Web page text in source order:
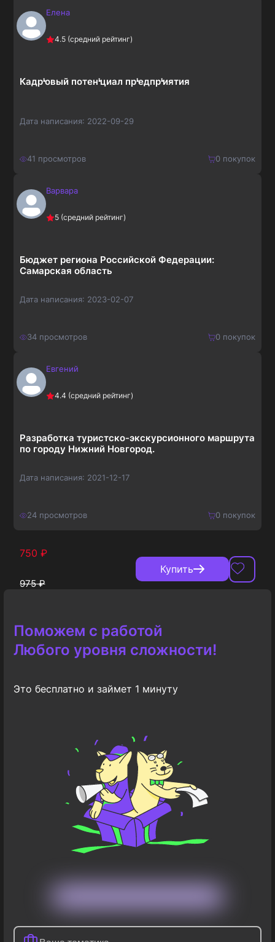
400 ₽Елена
4.5 (средний рейтинг)
Кадрᡃовый потенᡃциал прᡃедпрᡃиятия
Дата написания: 2022-09-29
41 просмотров 0покупок
600 ₽Варвара
5 (средний рейтинг)
Бюджет региона Российской Федерации:
Самарская область
Дата написания: 2023-02-07
34 просмотров 0покупок
650 ₽Евгений
4.4 (средний рейтинг)
Разработка туристско-экскурсионного маршрута
по городу Нижний Новгород.
Дата написания: 2021-12-17
24 просмотров 0покупок
750 ₽
975₽
Купить
Поможем с работой
Любого уровня сложности!
Это бесплатно и займет 1 минуту